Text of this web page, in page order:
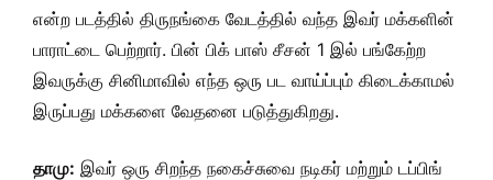
என்ற படத்தில் திருநங்கை வேடத்தில் வந்த இவர் மக்களின்
பாராட்டை பெற்றார். பின் பிக் பாஸ் சீசன் 1 இல் பங்கேற்ற
இவருக்கு சினிமாவில் எந்த ஒரு பட வாய்ப்பும் கிடைக்காமல்
இருப்பது மக்களை வேதனை படுத்துகிறது.
தாமு: இவர் ஒரு சிறந்த நகைச்சுவை நடிகர் மற்றும் டப்பிங்